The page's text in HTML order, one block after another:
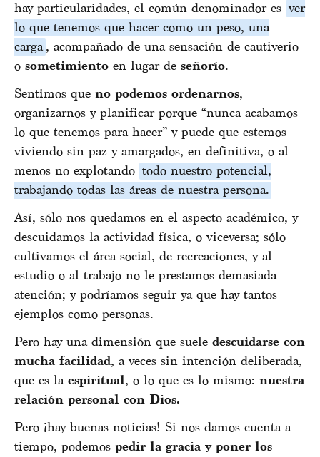
hay particularidades, el común denominador es ver
lo que tenemos que hacer como un peso, una
carga , acompañado de una sensación de cautiverio
o sometimiento en lugar de señorío.
Sentimos que no podemos ordenarnos,
organizarnos y planificar porque “nunca acabamos
lo que tenemos para hacer” y puede que estemos
viviendo sin paz y amargados, en definitiva, o al
menos no explotando todo nuestro potencial,
trabajando todas las áreas de nuestra persona.
Así, sólo nos quedamos en el aspecto académico, y
descuidamos la actividad física, o viceversa; sólo
cultivamos el área social, de recreaciones, y al
estudio o al trabajo no le prestamos demasiada
atención; y podríamos seguir ya que hay tantos
ejemplos como personas.
Pero hay una dimensión que suele descuidarse con
mucha facilidad, a veces sin intención deliberada,
que es la espiritual, o lo que es lo mismo: nuestra
relación personal con Dios.
Pero ¡hay buenas noticias! Si nos damos cuenta a
tiempo, podemos pedir la gracia y poner los